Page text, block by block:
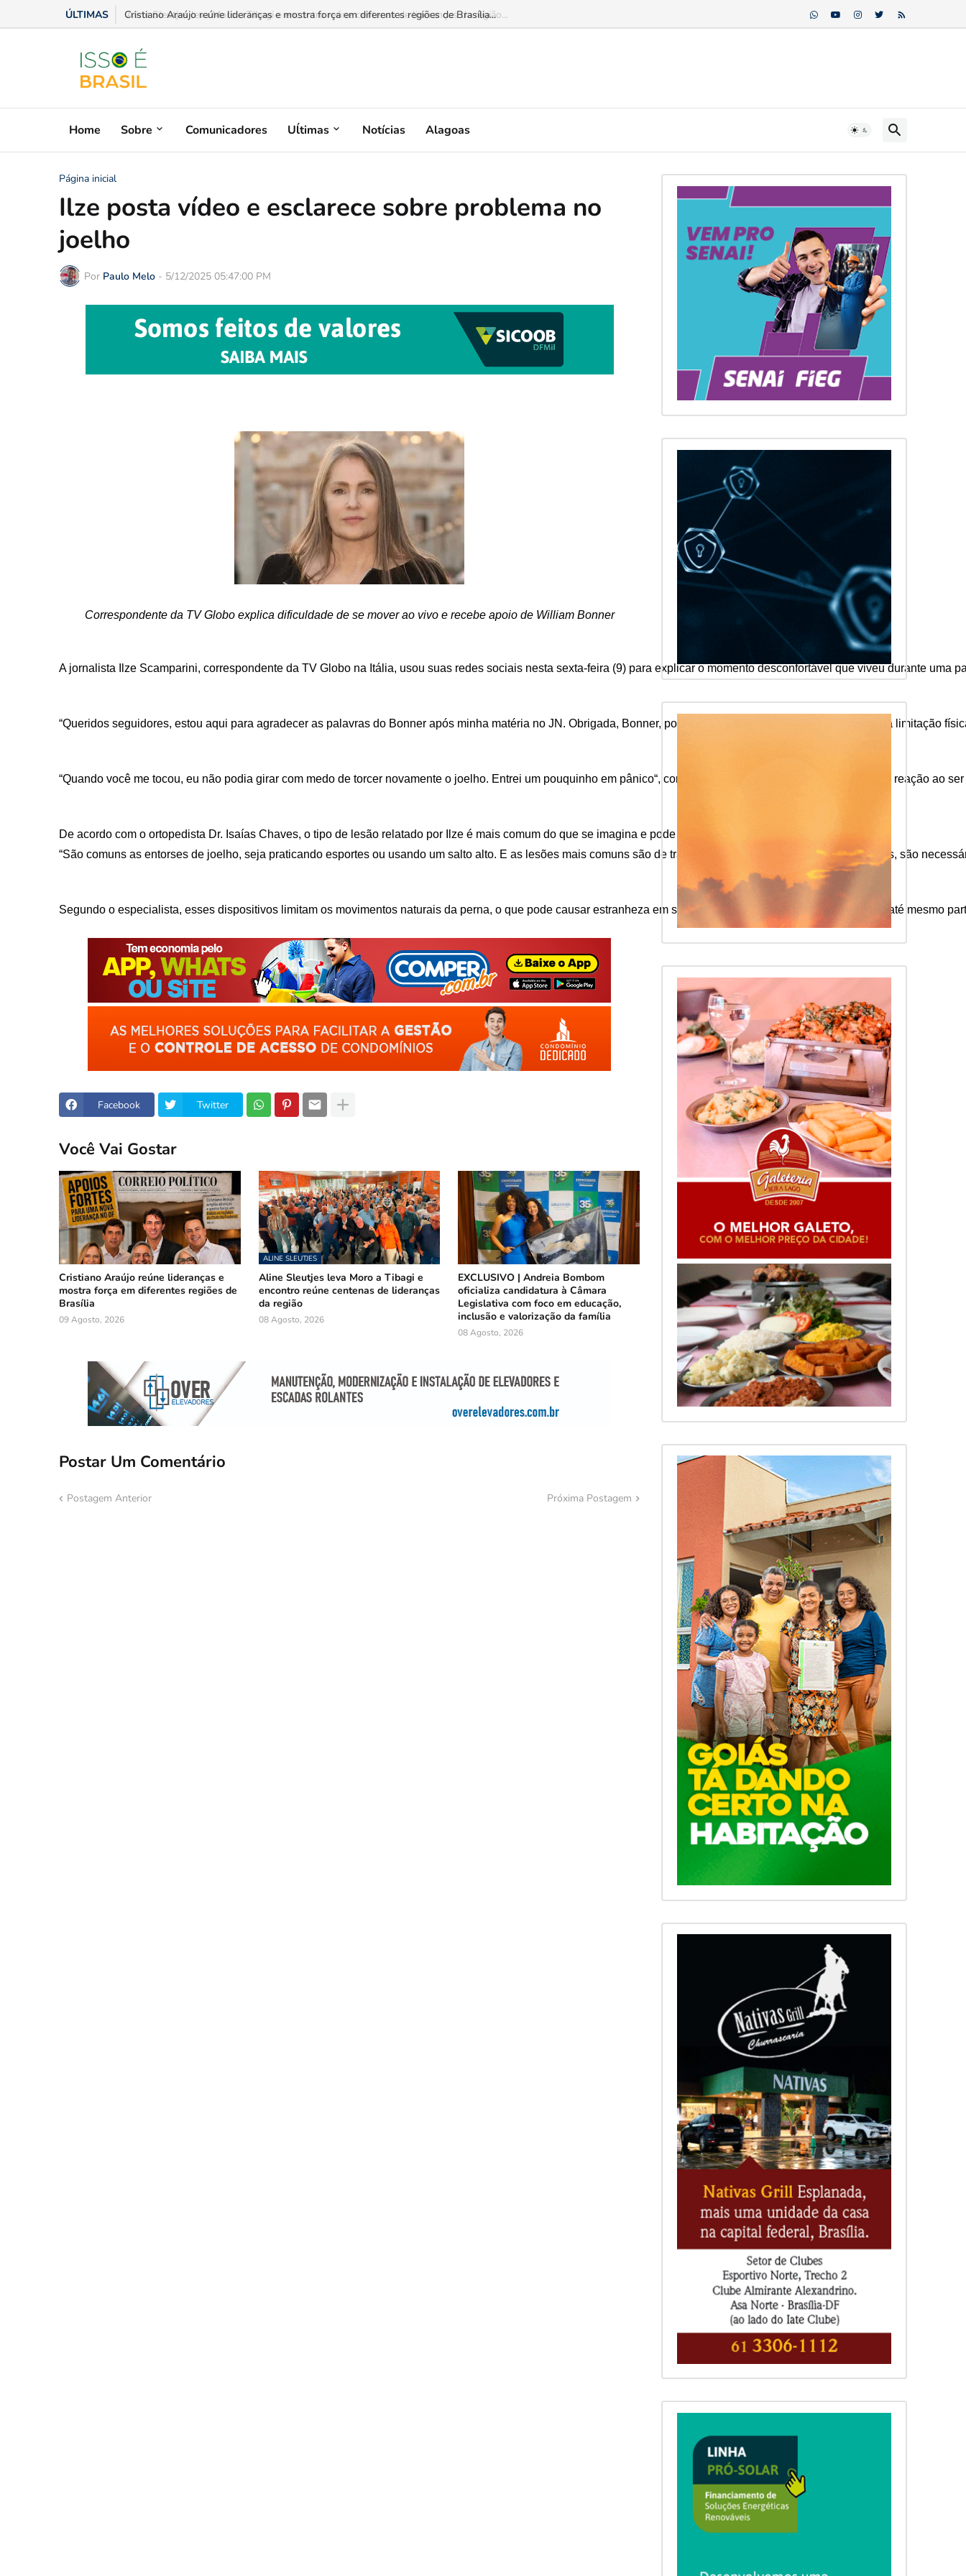
ÚLTIMAS Aline Sleutjes leva Moro a Tibagi e encontro reúne centenas de lideranças da região...
Home Sobre Comunicadores Uĺtimas Notícias Alagoas
Página inicial
Ilze posta vídeo e esclarece sobre problema no
joelho
Por Paulo Melo - 5/12/2025 05:47:00 PM
Correspondente da TV Globo explica dificuldade de se mover ao vivo e recebe apoio de William Bonner
A jornalista Ilze Scamparini, correspondente da TV Globo na Itália, usou suas redes sociais nesta sexta-feira (9) para explicar o momento desconfortável que viveu durante uma
“Queridos seguidores, estou aqui para agradecer as palavras do Bonner após minha matéria no JN. Obrigada, Bonner, por ter compreendido a minha situação, essa limitação
“Quando você me tocou, eu não podia girar com medo de torcer novamente o joelho. Entrei um pouquinho em pânico“, completou a repórter, explicando o motivo da reação ao
De acordo com o ortopedista Dr. Isaías Chaves, o tipo de lesão relatado por Ilze é mais comum do que se imagina e pode afetar os movimentos.
“São comuns as entorses de joelho, seja praticando esportes ou usando um salto alto. E as lesões mais comuns são de tratamento não cirúrgico e, em alguns casos, são
Segundo o especialista, esses dispositivos limitam os movimentos naturais da perna, o que pode causar estranheza em situações cotidianas, como andar, girar ou até mesmo
Facebook Twitter
Você Vai Gostar
Cristiano Araújo reúne lideranças e
mostra força em diferentes regiões de
Brasília
09 Agosto, 2026
ALINE SLEUTJES
Aline Sleutjes leva Moro a Tibagi e
encontro reúne centenas de lideranças
da região
08 Agosto, 2026
EXCLUSIVO | Andreia Bombom
oficializa candidatura à Câmara
Legislativa com foco em educação,
inclusão e valorização da família
08 Agosto, 2026
Postar Um Comentário
Postagem Anterior Próxima Postagem